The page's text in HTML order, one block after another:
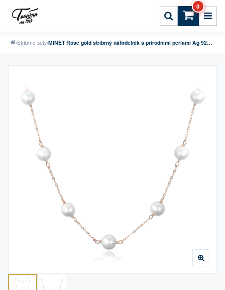
0
›Stříbrné sety› MINET Rose gold stříbrný náhrdelník s přírodními perlami Ag 925/1000 12,15g